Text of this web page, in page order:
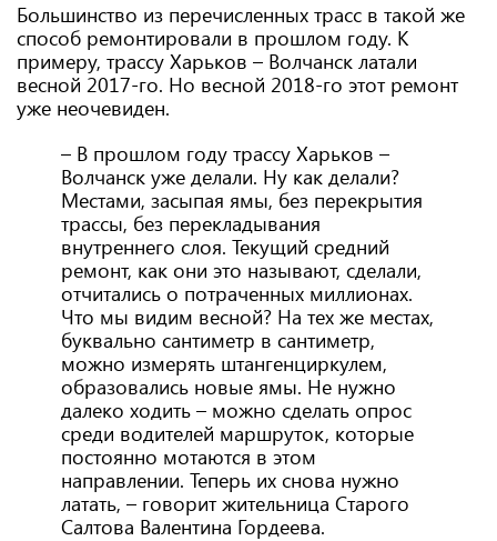
Большинство из перечисленных трасс в такой же
способ ремонтировали в прошлом году. К
примеру, трассу Харьков – Волчанск латали
весной 2017-го. Но весной 2018-го этот ремонт
уже неочевиден.
– В прошлом году трассу Харьков –
Волчанск уже делали. Ну как делали?
Местами, засыпая ямы, без перекрытия
трассы, без перекладывания
внутреннего слоя. Текущий средний
ремонт, как они это называют, сделали,
отчитались о потраченных миллионах.
Что мы видим весной? На тех же местах,
буквально сантиметр в сантиметр,
можно измерять штангенциркулем,
образовались новые ямы. Не нужно
далеко ходить – можно сделать опрос
среди водителей маршруток, которые
постоянно мотаются в этом
направлении. Теперь их снова нужно
латать, – говорит жительница Старого
Салтова Валентина Гордеева.